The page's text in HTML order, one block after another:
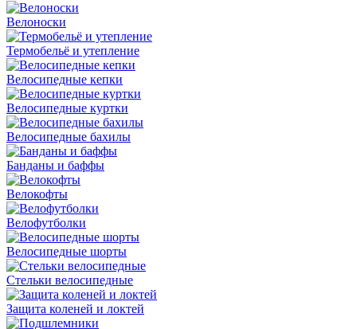
Велоноски
Термобельё и утепление
Велосипедные кепки
Велосипедные куртки
Велосипедные бахилы
Банданы и баффы
Велокофты
Велофутболки
Велосипедные шорты
Стельки велосипедные
Защита коленей и локтей